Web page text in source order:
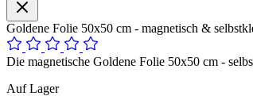
Goldene Folie 50x50 cm - magnetisch &
Die magnetische Goldene Folie 50x50 cm -
Auf Lager